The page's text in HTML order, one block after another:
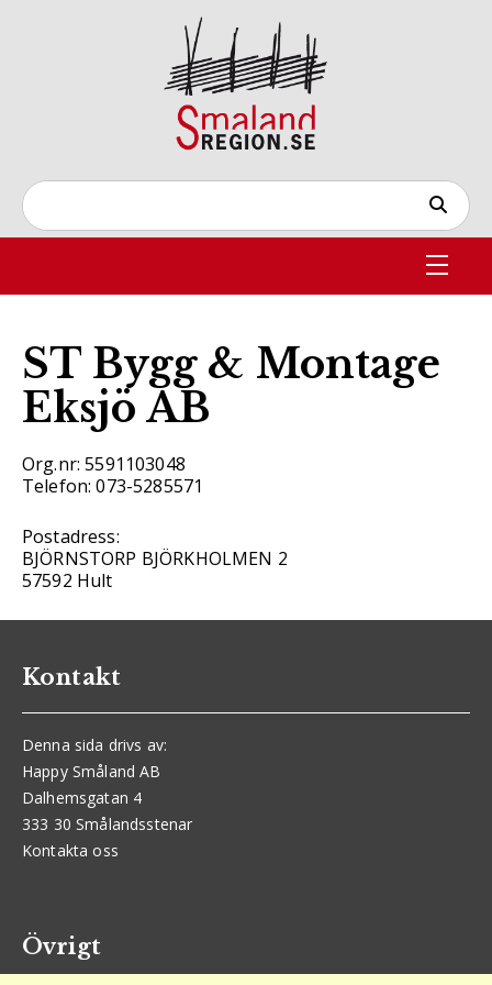
ST Bygg & Montage
Eksjö AB
Org.nr: 5591103048
Telefon: 073-5285571
Postadress:
BJÖRNSTORP BJÖRKHOLMEN 2
57592 Hult
Kontakt
Denna sida drivs av:
Happy Småland AB
Dalhemsgatan 4
333 30 Smålandsstenar
Kontakta oss
Övrigt